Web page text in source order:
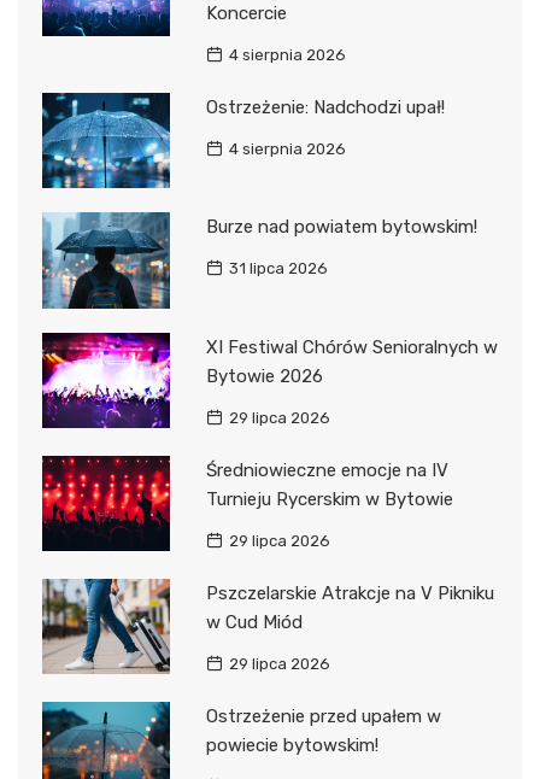
Koncercie
4 sierpnia 2026
Ostrzeżenie: Nadchodzi upał!
4 sierpnia 2026
Burze nad powiatem bytowskim!
31 lipca 2026
XI Festiwal Chórów Senioralnych w
Bytowie 2026
29 lipca 2026
Średniowieczne emocje na IV
Turnieju Rycerskim w Bytowie
29 lipca 2026
Pszczelarskie Atrakcje na V Pikniku
w Cud Miód
29 lipca 2026
Ostrzeżenie przed upałem w
powiecie bytowskim!